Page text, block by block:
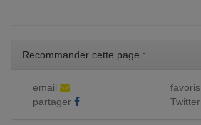
Recommander cette page :
email
favoris
partager
Twitter